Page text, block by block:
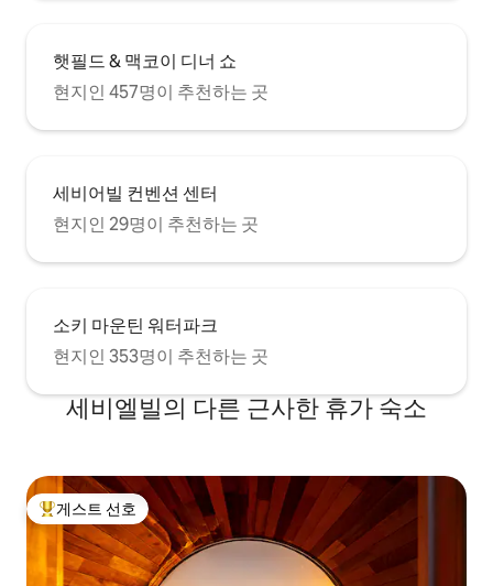
햇필드 & 맥코이 디너 쇼
현지인 457명이 추천하는 곳
세비어빌 컨벤션 센터
현지인 29명이 추천하는 곳
소키 마운틴 워터파크
현지인 353명이 추천하는 곳
세비엘빌의 다른 근사한 휴가 숙소
상위 게스트 선호
게스트 선호